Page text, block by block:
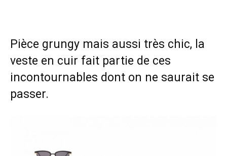
Pièce grungy mais aussi très chic, la
veste en cuir fait partie de ces
incontournables dont on ne saurait se
passer.